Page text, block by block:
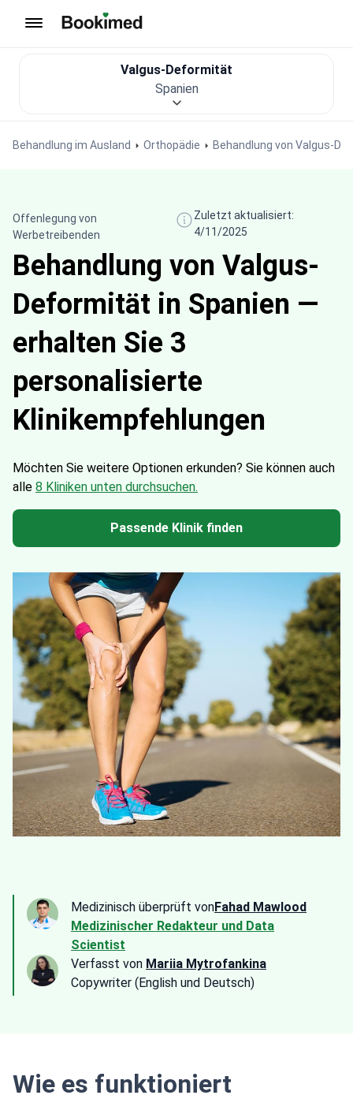
Behandlung im Ausland Orthopädie Behandlung von Valgus-
Valgus-Deformität
Spanien
Offenlegung von
Werbetreibenden
Zuletzt aktualisiert:
4/11/2025
Behandlung von Valgus-
Deformität in Spanien —
erhalten Sie 3
personalisierte
Klinikempfehlungen
Möchten Sie weitere Optionen erkunden? Sie können auch
alle 8 Kliniken unten durchsuchen.
Passende Klinik finden
Medizinisch überprüft vonFahad Mawlood
Medizinischer Redakteur und Data
Scientist
Verfasst von Mariia Mytrofankina
Copywriter (English und Deutsch)
Wie es funktioniert